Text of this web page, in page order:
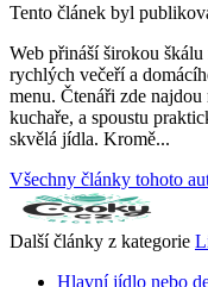
Tento článek byl
Web přináší širokou
rychlých večeří a
menu. Čtenáři zde
kuchaře, a spoustu
skvělá jídla. Kromě...
Všechny články tohoto
Další články z kategorie
Hlavní jídlo nebo